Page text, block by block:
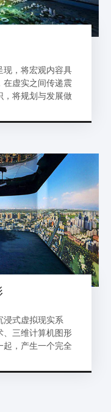
现，将宏观内容具
在虚实之间传递震
，将规划与发展做
浸式虚拟现实系
、三维计算机图形
，产生一个完全